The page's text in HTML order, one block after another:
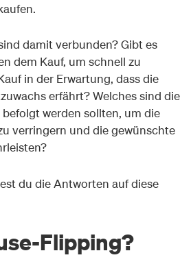
damit verbunden? Gibt es
dem Kauf, um schnell zu
in der Erwartung, dass die
erfährt? Welches sind die
werden sollten, um die
verringern und die gewünschte
du die Antworten auf diese
Flipping?